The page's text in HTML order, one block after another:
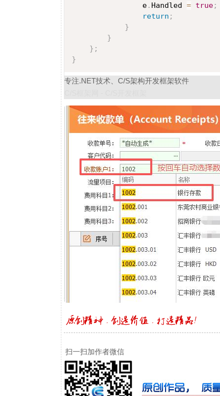
                e
. Handled = true;
return ;
}
}
} ;
}
专注.NET技术、C/S架构开发框架软件
扫一扫加作者微信